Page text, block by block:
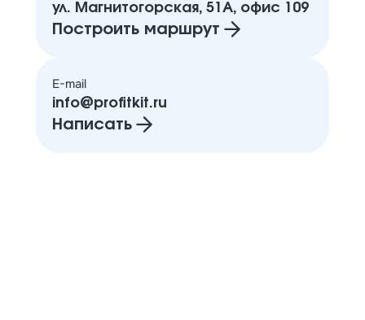
ул. Магнитогорская, 51А, офис 109
Построить маршрут
E-mail
info@profitkit.ru
Написать